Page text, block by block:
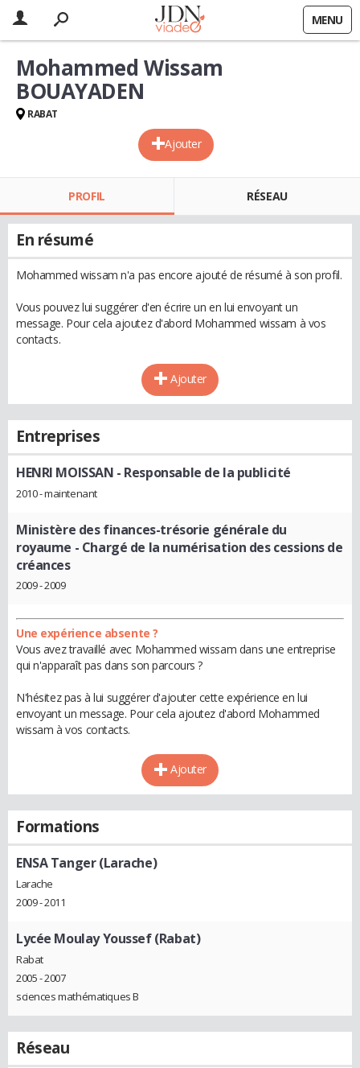
MENU
Ajouter
Mohammed Wissam
BOUAYADEN
RABAT
PROFIL RÉSEAU
En résumé
Mohammed wissam n'a pas encore ajouté de résumé à son profil.
Vous pouvez lui suggérer d'en écrire un en lui envoyant un
message. Pour cela ajoutez d'abord Mohammed wissam à vos
contacts.
Ajouter
Entreprises
HENRI MOISSAN - Responsable de la publicité
2010 - maintenant
Ministère des finances-trésorie générale du
royaume - Chargé de la numérisation des cessions de
créances
2009 - 2009
Une expérience absente ?
Vous avez travaillé avec Mohammed wissam dans une entreprise
qui n'apparaît pas dans son parcours ?
N'hésitez pas à lui suggérer d'ajouter cette expérience en lui
envoyant un message. Pour cela ajoutez d'abord Mohammed
wissam à vos contacts.
Ajouter
Formations
ENSA Tanger (Larache)
Larache
2009 - 2011
Lycée Moulay Youssef (Rabat)
Rabat
2005 - 2007
sciences mathématiques B
Réseau